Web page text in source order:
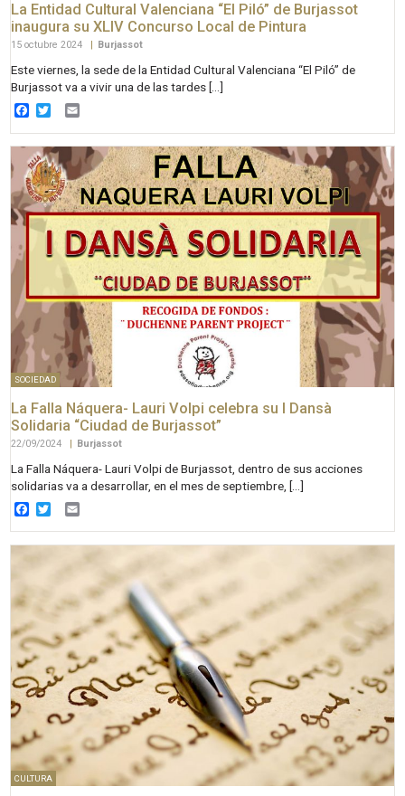
La Entidad Cultural Valenciana “El Piló” de Burjassot
inaugura su XLIV Concurso Local de Pintura
15 octubre 2024 Burjassot
Este viernes, la sede de la Entidad Cultural Valenciana “El Piló” de
Burjassot va a vivir una de las tardes […]
Facebook
Twitter
SOCIEDAD
La Falla Náquera- Lauri Volpi celebra su I Dansà
Solidaria “Ciudad de Burjassot”
22/09/2024 Burjassot
La Falla Náquera- Lauri Volpi de Burjassot, dentro de sus acciones
solidarias va a desarrollar, en el mes de septiembre, […]
Facebook
Twitter
CULTURA